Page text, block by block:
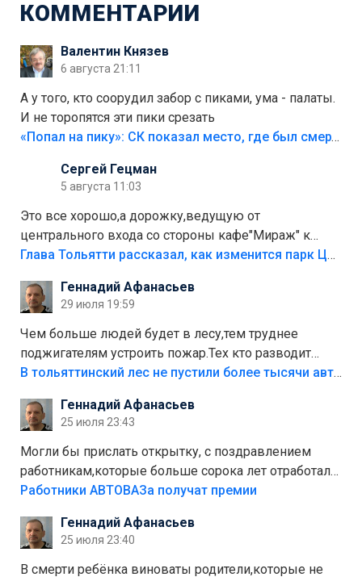
КОММЕНТАРИИ
Валентин Князев
6 августа 21:11
А у того, кто соорудил забор с пиками, ума - палаты.
И не торопятся эти пики срезать
«Попал на пику»: СК показал место, где был смертельно травмирован ребенок в Тольятти
Сергей Гецман
5 августа 11:03
Это все хорошо,а дорожку,ведущую от
центрального входа со стороны кафе"Мираж" к
аттракционам слабо доделать?А то бордюры
лежала в парке и испортилась.Да еще,видимо,часть
украли.
Глава Тольятти рассказал, как изменится парк Центрального района
Геннадий Афанасьев
29 июля 19:59
Чем больше людей будет в лесу,тем труднее
поджигателям устроить пожар.Тех кто разводит
костры,тех надо безбожно штрафовать.Камер полно
Штрафы мизерные.
В тольяттинский лес не пустили более тысячи автомобилей
Геннадий Афанасьев
25 июля 23:43
Могли бы прислать открытку, с поздравлением
работникам,которые больше сорока лет отработали
на предприятии.
Работники АВТОВАЗа получат премии
Геннадий Афанасьев
25 июля 23:40
В смерти ребёнка виноваты родители,которые не